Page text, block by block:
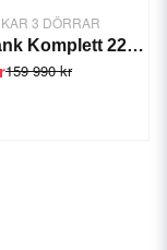
3 DÖRRAR
Pizzabänk Komplett 226,6 cm 2 dörr/3 draglådor, 2x kompressor
159 990 kr